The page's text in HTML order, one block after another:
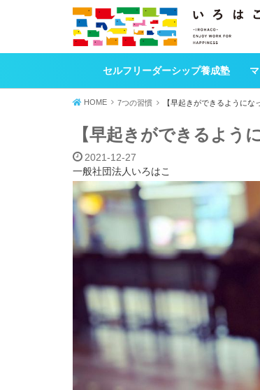
セルフリーダーシップ養成塾
HOME 7つの習慣 【早起きができるようにな
【早起きができるよう
2021-12-27
一般社団法人いろはこ